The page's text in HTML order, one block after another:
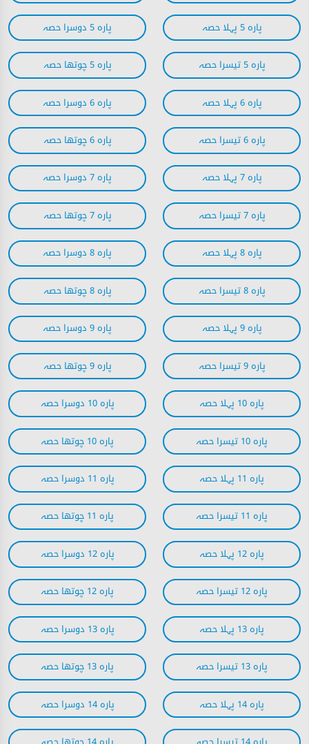
پارہ 5 پہلا حصہ پارہ 5 دوسرا حصہ
پارہ 5 تیسرا حصہ پارہ 5 چوتھا حصہ
پارہ 6 پہلا حصہ پارہ 6 دوسرا حصہ
پارہ 6 تیسرا حصہ پارہ 6 چوتھا حصہ
پارہ 7 پہلا حصہ پارہ 7 دوسرا حصہ
پارہ 7 تیسرا حصہ پارہ 7 چوتھا حصہ
پارہ 8 پہلا حصہ پارہ 8 دوسرا حصہ
پارہ 8 تیسرا حصہ پارہ 8 چوتھا حصہ
پارہ 9 پہلا حصہ پارہ 9 دوسرا حصہ
پارہ 9 تیسرا حصہ پارہ 9 چوتھا حصہ
پارہ 10 پہلا حصہ پارہ 10 دوسرا حصہ
پارہ 10 تیسرا حصہ پارہ 10 چوتھا حصہ
پارہ 11 پہلا حصہ پارہ 11 دوسرا حصہ
پارہ 11 تیسرا حصہ پارہ 11 چوتھا حصہ
پارہ 12 پہلا حصہ پارہ 12 دوسرا حصہ
پارہ 12 تیسرا حصہ پارہ 12 چوتھا حصہ
پارہ 13 پہلا حصہ پارہ 13 دوسرا حصہ
پارہ 13 تیسرا حصہ پارہ 13 چوتھا حصہ
پارہ 14 پہلا حصہ پارہ 14 دوسرا حصہ